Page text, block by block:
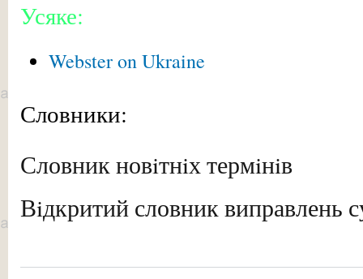
Усяке:
Webster on Ukraine
Словники:
Словник новiтнiх термiнiв
Вiдкритий словник виправлень